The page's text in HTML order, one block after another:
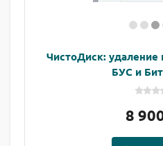
ЧистоДиск:
БУС и
8